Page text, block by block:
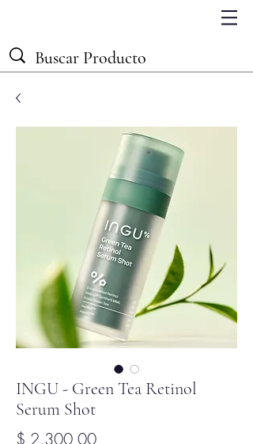
INGU - Green Tea Retinol
Serum Shot
$ 2.300,00Precio